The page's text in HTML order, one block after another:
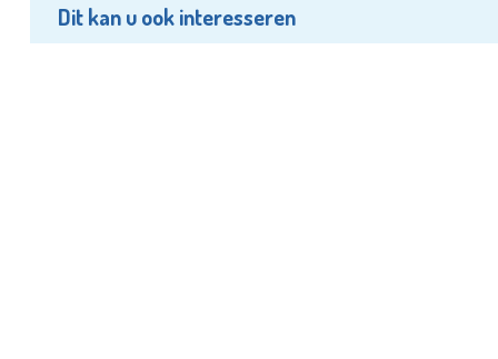
Dit kan u ook interesseren